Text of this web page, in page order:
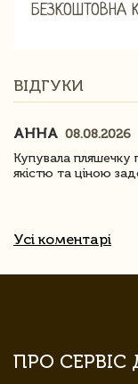
БЕЗКОШТОВНА
ВІДГУКИ
АННА 08.08.2026
Купувала пляшечку
якістю та ціною
Усі коментарі
ПРО СЕРВІС